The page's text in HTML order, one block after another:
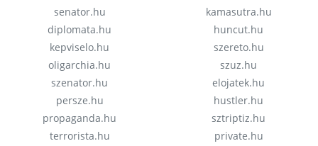
senator.hu
diplomata.hu
kepviselo.hu
oligarchia.hu
szenator.hu
persze.hu
propaganda.hu
terrorista.hu
kamasutra.hu
huncut.hu
szereto.hu
szuz.hu
elojatek.hu
hustler.hu
sztriptiz.hu
private.hu